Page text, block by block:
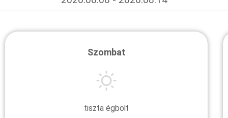
Szombat
tiszta égbolt